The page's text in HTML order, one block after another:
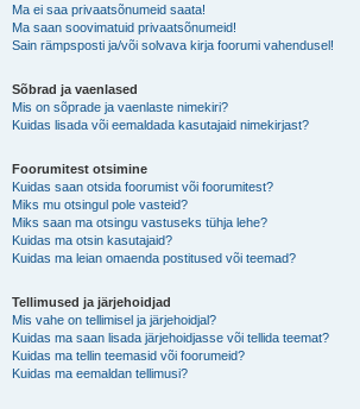
Ma ei saa privaatsõnumeid saata!
Ma saan soovimatuid privaatsõnumeid!
Sain rämpsposti ja/või solvava kirja foorumi vahendusel!
Sõbrad ja vaenlased
Mis on sõprade ja vaenlaste nimekiri?
Kuidas lisada või eemaldada kasutajaid nimekirjast?
Foorumitest otsimine
Kuidas saan otsida foorumist või foorumitest?
Miks mu otsingul pole vasteid?
Miks saan ma otsingu vastuseks tühja lehe?
Kuidas ma otsin kasutajaid?
Kuidas ma leian omaenda postitused või teemad?
Tellimused ja järjehoidjad
Mis vahe on tellimisel ja järjehoidjal?
Kuidas ma saan lisada järjehoidjasse või tellida teemat?
Kuidas ma tellin teemasid või foorumeid?
Kuidas ma eemaldan tellimusi?